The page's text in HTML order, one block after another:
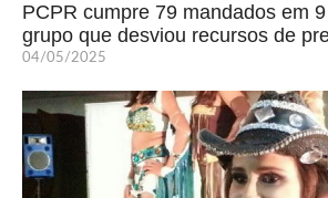
PCPR cumpre 79 mandados em
grupo que desviou recursos de
04/05/2025